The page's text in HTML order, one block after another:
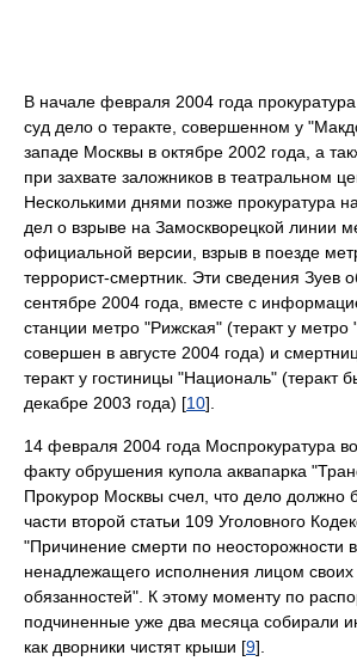
В начале февраля 2004 года
суд дело о теракте, совершенном у
западе Москвы в октябре 2002 года, а
при захвате заложников в театральном
Несколькими днями позже прокуратура
дел о взрыве на Замоскворецкой линии
официальной версии, взрыв в поезде
террорист-смертник. Эти сведения Зуев
сентябре 2004 года, вместе с
станции метро "Рижская" (теракт у
совершен в августе 2004 года) и
теракт у гостиницы "Националь" (теракт
декабре 2003 года) [10].
14 февраля 2004 года Моспрокуратура
факту обрушения купола аквапарка
Прокурор Москвы счел, что дело должно
части второй статьи 109 Уголовного
"Причинение смерти по неосторожности
ненадлежащего исполнения лицом
обязанностей". К этому моменту по
подчиненные уже два месяца собирали
как дворники чистят крыши [9].